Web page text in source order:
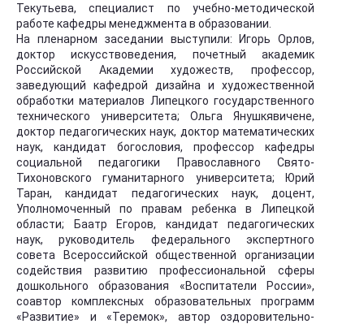
Текутьева, специалист по учебно-методической
работе кафедры менеджмента в образовании.
На пленарном заседании выступили: Игорь Орлов,
доктор искусствоведения, почетный академик
Российской Академии художеств, профессор,
заведующий кафедрой дизайна и художественной
обработки материалов Липецкого государственного
технического университета; Ольга Янушкявичене,
доктор педагогических наук, доктор математических
наук, кандидат богословия, профессор кафедры
социальной педагогики Православного Свято-
Тихоновского гуманитарного университета; Юрий
Таран, кандидат педагогических наук, доцент,
Уполномоченный по правам ребенка в Липецкой
области; Баатр Егоров, кандидат педагогических
наук, руководитель федерального экспертного
совета Всероссийской общественной организации
содействия развитию профессиональной сферы
дошкольного образования «Воспитатели России»,
соавтор комплексных образовательных программ
«Развитие» и «Теремок», автор оздоровительно-